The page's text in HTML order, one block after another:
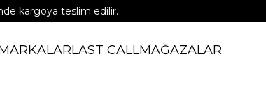
kargoya teslim edilir.
LAST CALLMAĞAZALAR